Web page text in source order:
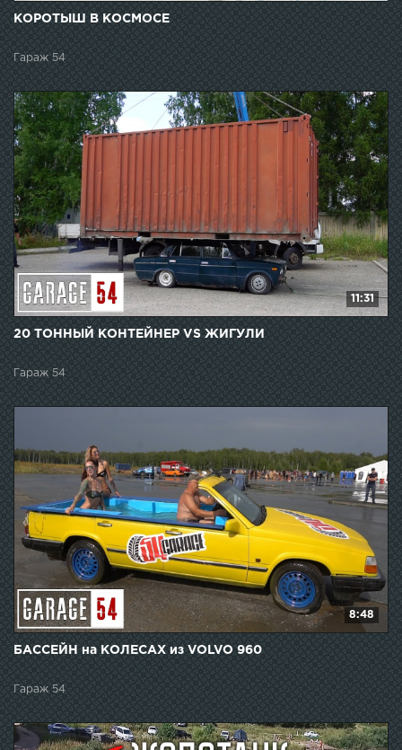
КОРОТЫШ В КОСМОСЕ
Гараж 54
11:31
20 ТОННЫЙ КОНТЕЙНЕР VS ЖИГУЛИ
Гараж 54
8:48
БАССЕЙН на КОЛЕСАХ из VOLVO 960
Гараж 54